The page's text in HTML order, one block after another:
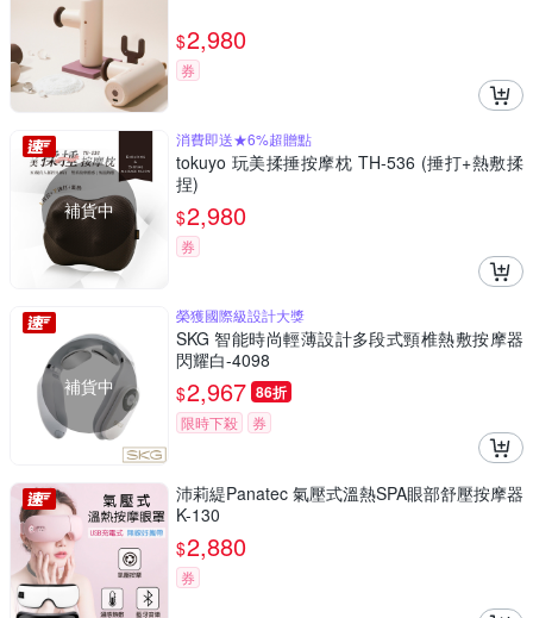
$2,980
券
補貨中
消費即送★6%超贈點
tokuyo 玩美揉捶按摩枕 TH-536 (捶打+熱敷揉
捏)
$2,980
券
補貨中
榮獲國際級設計大獎
SKG 智能時尚輕薄設計多段式頸椎熱敷按摩器
閃耀白-4098
$2,967 86折
限時下殺 券
沛莉緹Panatec 氣壓式溫熱SPA眼部舒壓按摩器
K-130
$2,880
券